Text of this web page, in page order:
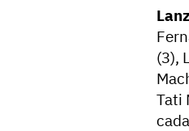
(3),
Tati